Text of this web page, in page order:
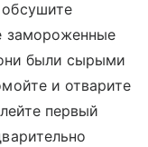
замороженные
были сырыми
и отварите
первый